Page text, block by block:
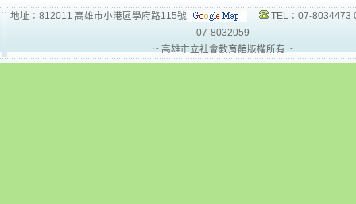
地址：812011 高雄市小港區學府路115號
TEL：07-8034473
07-8032059
~ 高雄市立社會教育館版權所有 ~